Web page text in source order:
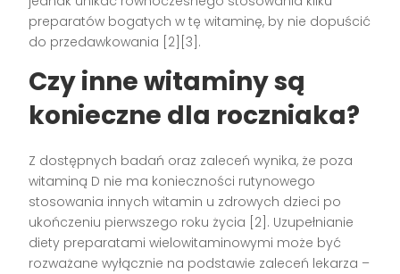
preparatów bogatych w tę witaminę, by nie dopuścić
do przedawkowania [2][3] .
Czy inne witaminy są
konieczne dla roczniaka?
Z dostępnych badań oraz zaleceń wynika, że poza
witaminą D nie ma konieczności rutynowego
stosowania innych witamin u zdrowych dzieci po
ukończeniu pierwszego roku życia [2] . Uzupełnianie
diety preparatami wielowitaminowymi może być
rozważane wyłącznie na podstawie zaleceń lekarza –